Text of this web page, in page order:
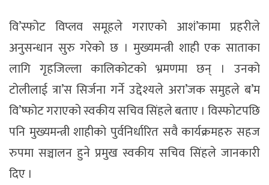
वि’स्फोट विप्लव समूहले गराएको आशं’कामा प्रहरीले
अनुसन्धान सुरु गरेको छ । मुख्यमन्त्री शाही एक साताका
लागि गृहजिल्ला कालिकोटको भ्रमणमा छन् । उनको
टोलीलाई त्रा’स सिर्जना गर्ने उद्देश्यले अरा’जक समुहले ब’म
वि’ष्फोट गराएको स्वकीय सचिव सिंहले बताए । विस्फोटपछि
पनि मुख्यमन्त्री शाहीको पुर्वनिर्धारित सवै कार्यक्रमहरु सहज
रुपमा सञ्चालन हुने प्रमुख स्वकीय सचिव सिंहले जानकारी
दिए ।